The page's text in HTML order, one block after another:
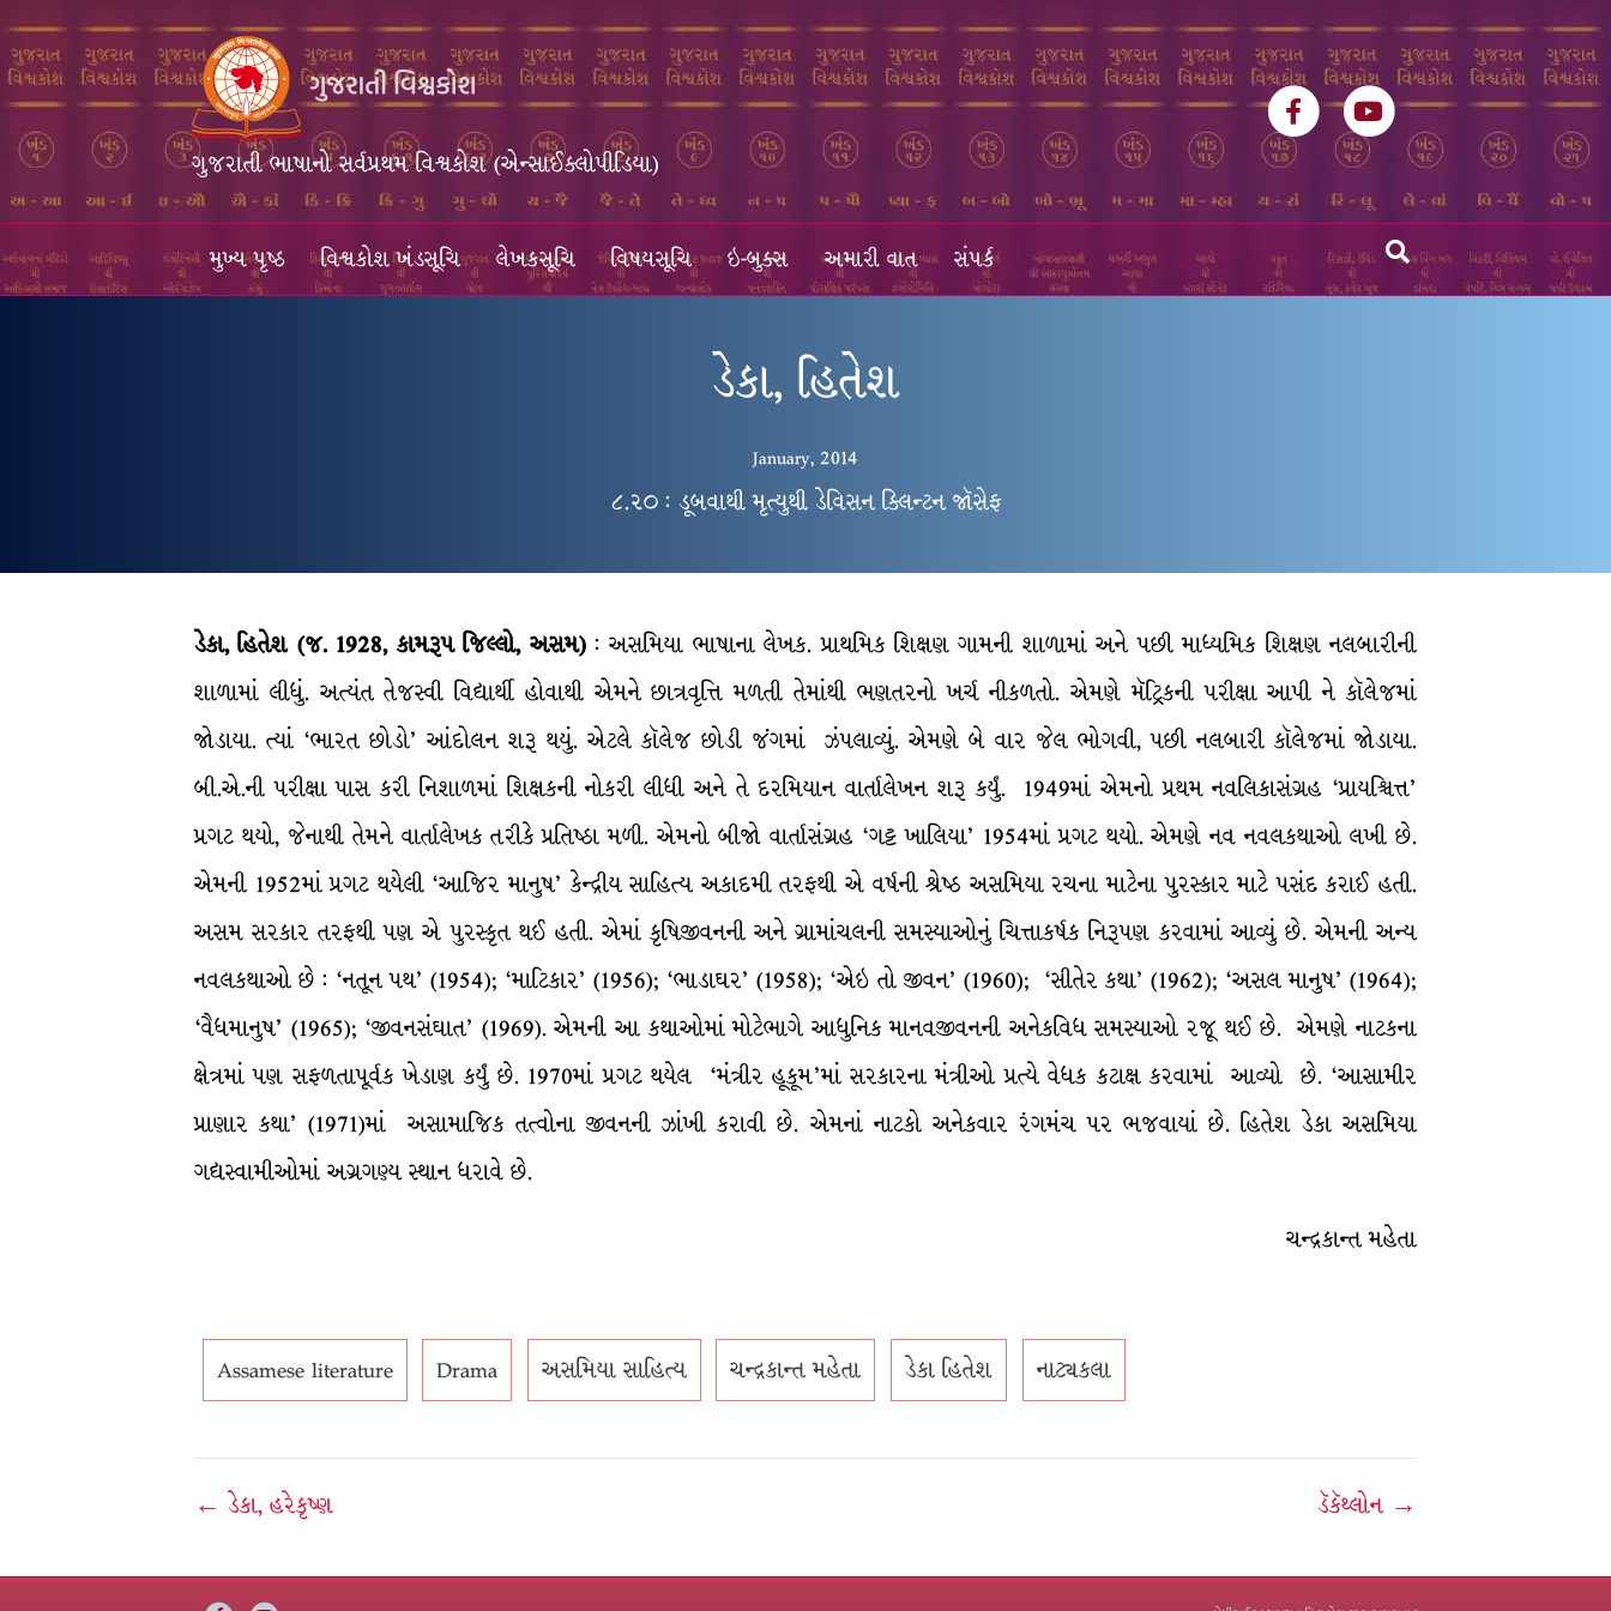
ગુજરાતી ભાષાનો સર્વપ્રથમ વિશ્વકોશ (એન્સાઈક્લોપીડિયા)
FacebookYoutube
મુખ્ય પૃષ્ઠ વિશ્વકોશ ખંડસૂચિ લેખકસૂચિ વિષયસૂચિ ઇ-બુક્સ અમારી વાત સંપર્ક
ડેકા, હિતેશ
January, 2014
૮.૨૦ : ડૂબવાથી મૃત્યુથી ડેવિસન ક્લિન્ટન જૉસેફ
ડેકા, હિતેશ (જ. 1928, કામરૂપ જિલ્લો, અસમ): અસમિયા ભાષાના લેખક. પ્રાથમિક શિક્ષણ ગામની શાળામાં અને પછી માધ્યમિક શિક્ષણ નલબારીની
શાળામાં લીધું. અત્યંત તેજસ્વી વિદ્યાર્થી હોવાથી એમને છાત્રવૃત્તિ મળતી તેમાંથી ભણતરનો ખર્ચ નીકળતો. એમણે મૅટ્રિકની પરીક્ષા આપી ને કૉલેજમાં
જોડાયા. ત્યાં ‘ભારત છોડો’ આંદોલન શરૂ થયું. એટલે કૉલેજ છોડી જંગમાં ઝંપલાવ્યું. એમણે બે વાર જેલ ભોગવી, પછી નલબારી કૉલેજમાં જોડાયા.
બી.એ.ની પરીક્ષા પાસ કરી નિશાળમાં શિક્ષકની નોકરી લીધી અને તે દરમિયાન વાર્તાલેખન શરૂ કર્યું. 1949માં એમનો પ્રથમ નવલિકાસંગ્રહ ‘પ્રાયશ્ચિત્ત’
પ્રગટ થયો, જેનાથી તેમને વાર્તાલેખક તરીકે પ્રતિષ્ઠા મળી. એમનો બીજો વાર્તાસંગ્રહ ‘ગટ્ટ ખાલિયા’ 1954માં પ્રગટ થયો. એમણે નવ નવલકથાઓ લખી છે.
એમની 1952માં પ્રગટ થયેલી ‘આજિર માનુષ’ કેન્દ્રીય સાહિત્ય અકાદમી તરફથી એ વર્ષની શ્રેષ્ઠ અસમિયા રચના માટેના પુરસ્કાર માટે પસંદ કરાઈ હતી.
અસમ સરકાર તરફથી પણ એ પુરસ્કૃત થઈ હતી. એમાં કૃષિજીવનની અને ગ્રામાંચલની સમસ્યાઓનું ચિત્તાકર્ષક નિરૂપણ કરવામાં આવ્યું છે. એમની અન્ય
નવલકથાઓ છે : ‘નતૂન પથ’ (1954); ‘માટિકાર’ (1956); ‘ભાડાઘર’ (1958); ‘એઇ તો જીવન’ (1960); ‘સીતેર કથા’ (1962); ‘અસલ માનુષ’ (1964);
‘વૈધમાનુષ’ (1965); ‘જીવનસંઘાત’ (1969). એમની આ કથાઓમાં મોટેભાગે આધુનિક માનવજીવનની અનેકવિધ સમસ્યાઓ રજૂ થઈ છે. એમણે નાટકના
ક્ષેત્રમાં પણ સફળતાપૂર્વક ખેડાણ કર્યું છે. 1970માં પ્રગટ થયેલ ‘મંત્રીર હૂકૂમ’માં સરકારના મંત્રીઓ પ્રત્યે વેધક કટાક્ષ કરવામાં આવ્યો છે. ‘આસામીર
પ્રાણાર કથા’ (1971)માં અસામાજિક તત્વોના જીવનની ઝાંખી કરાવી છે. એમનાં નાટકો અનેકવાર રંગમંચ પર ભજવાયાં છે. હિતેશ ડેકા અસમિયા
ગદ્યસ્વામીઓમાં અગ્રગણ્ય સ્થાન ધરાવે છે.
ચન્દ્રકાન્ત મહેતા
Assamese literature Drama અસમિયા સાહિત્ય ચન્દ્રકાન્ત મહેતા ડેકા હિતેશ નાટ્યકલા
Post
← ડેકા, હરેકૃષ્ણ ડૅકૅથ્લોન →